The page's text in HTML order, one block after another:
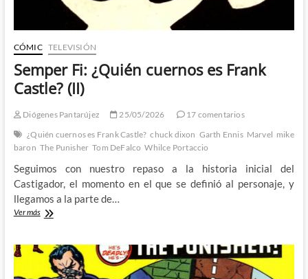
CÓMIC TELEVISIÓN
Semper Fi: ¿Quién cuernos es Frank
Castle? (II)
Diógenes Pantarújez 25/05/2026
17 comentarios
¿Quién cuernos es Frank Castle? chuck dixon Garth Ennis Marvel mike
baron The Punisher Tom DeFalco Whilce Portaccio
Seguimos con nuestro repaso a la historia inicial del
Castigador, el momento en el que se definió al personaje, y
llegamos a la parte de…
Ver másSemper
cuernos
Frank